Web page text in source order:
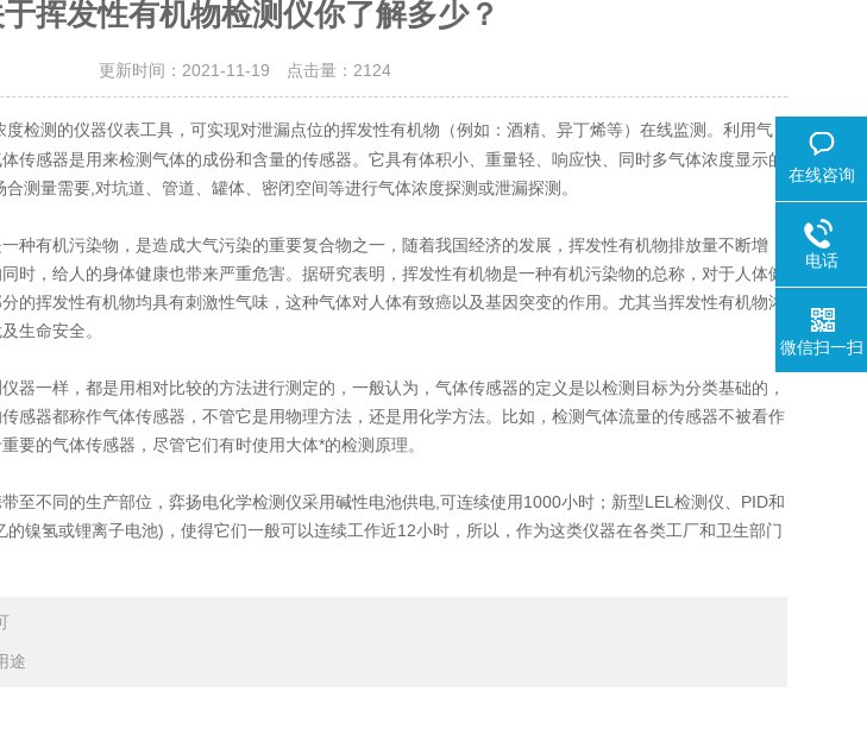
挥发性有机物检测仪你了解多少？
更新时间：2021-11-19 点击量： 2124
度检测的仪器仪表工具，可实现对泄漏点位的挥发性有机物（例如：酒精、异丁烯等）在线监测。利用气
传感器是用来检测气体的成份和含量的传感器。它具有体积小、重量轻、响应快、同时多气体浓度显示的
测量需要,对坑道、管道、罐体、密闭空间等进行气体浓度探测或泄漏探测。
有机污染物，是造成大气污染的重要复合物之一，随着我国经济的发展，挥发性有机物排放量不断增
时，给人的身体健康也带来严重危害。据研究表明，挥发性有机物是一种有机污染物的总称，对于人体健
的挥发性有机物均具有刺激性气味，这种气体对人体有致癌以及基因突变的作用。尤其当挥发性有机物浓
生命安全。
器一样，都是用相对比较的方法进行测定的，一般认为，气体传感器的定义是以检测目标为分类基础的，
感器都称作气体传感器，不管它是用物理方法，还是用化学方法。比如，检测气体流量的传感器不被看作
要的气体传感器，尽管它们有时使用大体*的检测原理。
不同的生产部位，弈扬电化学检测仪采用碱性电池供电,可连续使用1000小时；新型LEL检测仪、PID和
镍氢或锂离子电池)，使得它们一般可以连续工作近12小时，所以，作为这类仪器在各类工厂和卫生部门
途
在线咨询
电话
微信扫一扫